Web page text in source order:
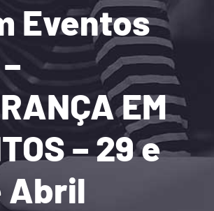
Eventos
EM
– 29 e
Abril